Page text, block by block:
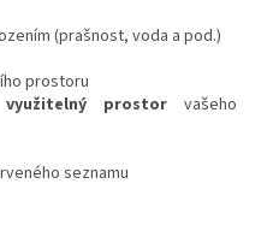
(prašnost, voda a pod.)
prostoru
využitelný prostorvašeho
seznamu